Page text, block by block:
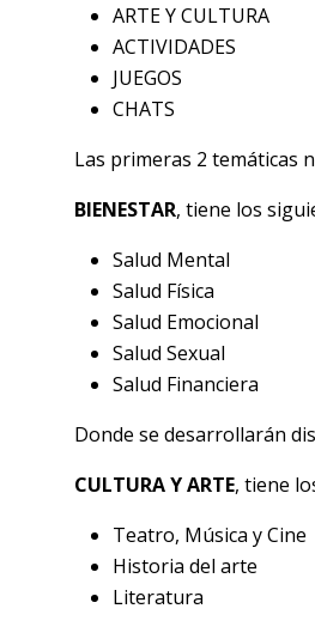
ARTE Y CULTURA
ACTIVIDADES
JUEGOS
CHATS
Las primeras 2 temáticas
BIENESTAR, tiene los
Salud Mental
Salud Física
Salud Emocional
Salud Sexual
Salud Financiera
Donde se desarrollarán
CULTURA Y ARTE, tiene
Teatro, Música y Cine
Historia del arte
Literatura